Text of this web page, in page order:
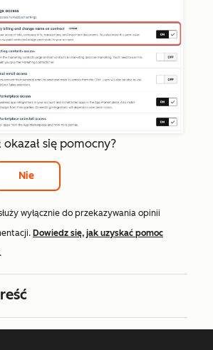
okazał się pomocny?
Nie
wyłącznie do przekazywania opinii
Dowiedz się, jak uzyskać pomoc
.